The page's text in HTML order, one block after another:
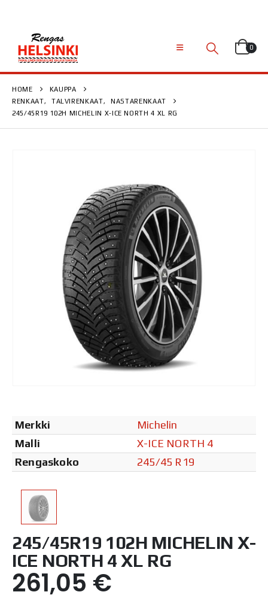
0
HOME
KAUPPA
RENKAAT, TALVIRENKAAT,
NASTARENKAAT
245/45R19 102H MICHELIN X-ICE NORTH 4 XL RG
Merkki
Michelin
Malli
X-ICE NORTH 4
Rengaskoko
245/45 R19
245/45R19 102H MICHELIN X-
ICE NORTH 4 XL RG
261,05 €